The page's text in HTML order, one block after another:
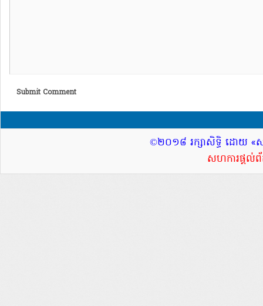
Submit Comment
©២០១៨ រក្សាសិទ្ធិ ដោយ
សហការផ្តល់